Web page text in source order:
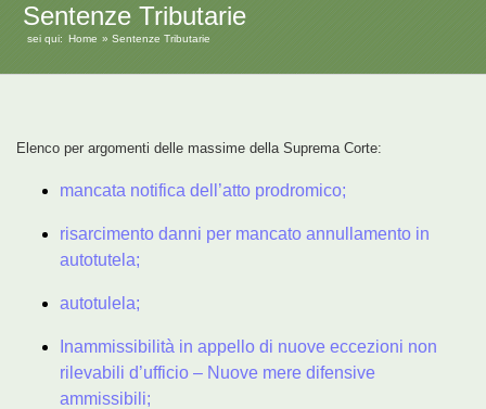
Sentenze Tributarie
sei qui: Home Sentenze Tributarie
Elenco per argomenti delle massime della Suprema Corte:
mancata notifica dell’atto prodromico;
risarcimento danni per mancato annullamento in
autotutela;
autotulela;
Inammissibilità in appello di nuove eccezioni non
rilevabili d’ufficio – Nuove mere difensive
ammissibili;